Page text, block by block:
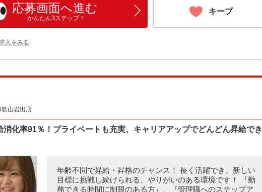
応募画面へ進む
かんたん3ステップ！
キープ
人をみる
歌山岩出店
消化率91％！プライベートも充実、キャリアアップでどんどん昇給でき
年齢不問で昇給・昇格のチャンス！ 長く活躍でき、新しい
目標に挑戦し続けられる、やりがいのある環境です！ 『勤
務できる時間に制限のある方』、『管理職へのステップア